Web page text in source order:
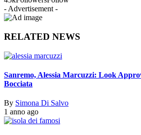
- Advertisement -
RELATED NEWS
Sanremo, Alessia Marcuzzi: Look
Bocciata
By Simona Di Salvo
1 anno ago